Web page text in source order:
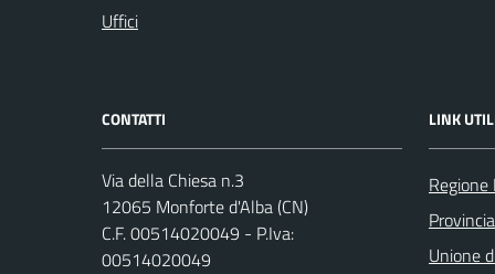
Uffici
CONTATTI
Via della Chiesa n.3
12065 Monforte d'Alba (CN)
C.F. 00514020049 - P.Iva:
00514020049
LINK
Unione